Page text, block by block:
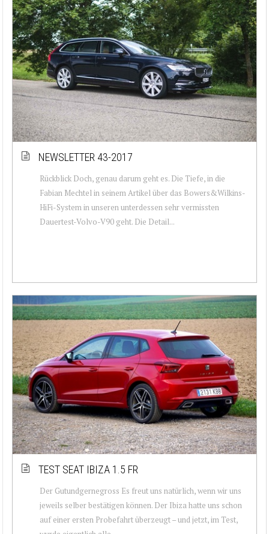
NEWSLETTER 43-2017
Rückblick Doch, genau darum geht es. Die Tiefe, in die
Fabian Mechtel in seinem Artikel über das Bowers&Wilkins-
HiFi-System in unseren unterdessen sehr vermissten
Dauertest-Volvo-V90 geht. Die Detail...
TEST SEAT IBIZA 1.5 FR
Der Gutundgernegross Es freut uns natürlich, wenn wir uns
jeweils selber bestätigen können. Der Ibiza hatte uns schon
auf einer ersten Probefahrt überzeugt – und jetzt, im Test,